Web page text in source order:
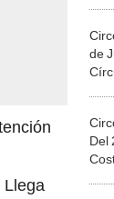
Llega
de
Del